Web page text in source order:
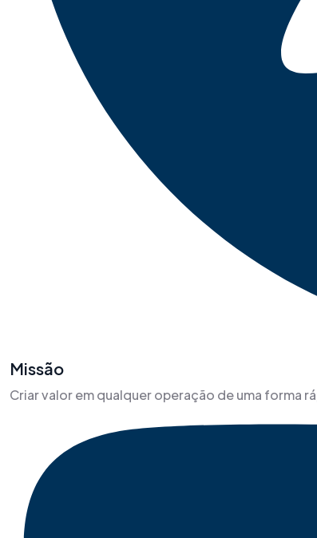
Missão
Criar valor em qualquer operação de uma forma